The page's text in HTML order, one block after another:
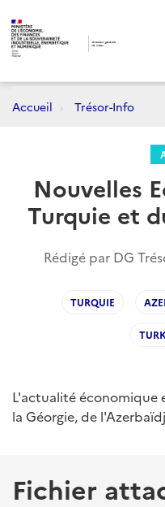
Accueil Trésor-Info
Nouvelles
Turquie et
Rédigé par DG
TURQUIE
L'actualité économique
la Géorgie, de
Fichier